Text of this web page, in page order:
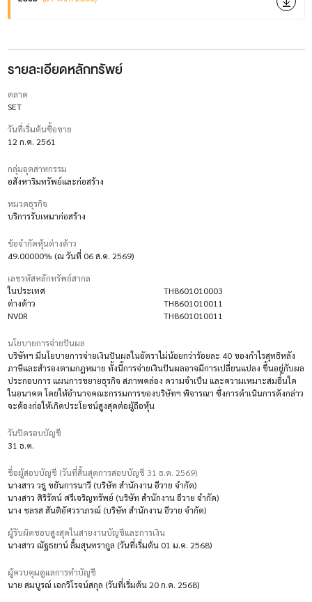
รายละเอียดหลักทรัพย์
ตลาด
SET
วันที่เริ่มต้นซื้อขาย
12 ก.ค. 2561
กลุ่มอุตสาหกรรม
อสังหาริมทรัพย์และก่อสร้าง
หมวดธุรกิจ
บริการรับเหมาก่อสร้าง
ข้อจำกัดหุ้นต่างด้าว
49.00000% (ณ วันที่ 06 ส.ค. 2569)
เลขรหัสหลักทรัพย์สากล
ในประเทศ
TH8601010003
ต่างด้าว
TH8601010011
NVDR
TH8601010011
นโยบายการจ่ายปันผล
บริษัทฯ มีนโยบายการจ่ายเงินปันผลในอัตราไม่น้อยกว่าร้อยละ 40 ของกำไรสุทธิหลัง
ภาษีและสำรองตามกฎหมาย ทั้งนี้การจ่ายเงินปันผลอาจมีการเปลี่ยนแปลง ขึ้นอยู่กับผล
ประกอบการ แผนการขยายธุรกิจ สภาพคล่อง ความจำเป็น และความเหมาะสมอื่นใด
ในอนาคต โดยให้อำนาจคณะกรรมการของบริษัทฯ พิจารณา ซึ่งการดำเนินการดังกล่าว
จะต้องก่อให้เกิดประโยชน์สูงสุดต่อผู้ถือหุ้น
วันปิดรอบบัญชี
31 ธ.ค.
ชื่อผู้สอบบัญชี (วันที่สิ้นสุดการสอบบัญชี 31 ธ.ค. 2569)
นางสาว วธู ขยันการนาวี (บริษัท สำนักงาน อีวาย จำกัด)
นางสาว ศิริรัตน์ ศรีเจริญทรัพย์ (บริษัท สำนักงาน อีวาย จำกัด)
นาง ชลรส สันติอัศวราภรณ์ (บริษัท สำนักงาน อีวาย จำกัด)
ผู้รับผิดชอบสูงสุดในสายงานบัญชีและการเงิน
นางสาว ณัฐธยาน์ ลิ้มสุนทรากูล (วันที่เริ่มต้น 01 ม.ค. 2568)
ผู้ควบคุมดูแลการทำบัญชี
นาย สมบูรณ์ เอกวิโรจน์สกุล (วันที่เริ่มต้น 20 ก.ค. 2568)